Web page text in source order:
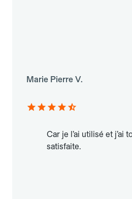
Marie Pierre V.
Car je l’ai utilisé et j’ai
satisfaite.